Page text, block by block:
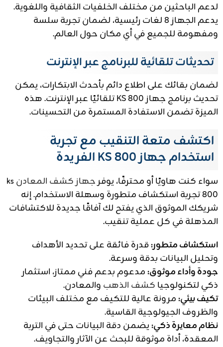
لدعم الباحثين من مختلف الخلفيات الثقافية واللغوية.
يدعم الجهاز 8 لغات رئيسية، لضمان تجربة سلسة
ومفهومة للجميع في أي مكان حول العالم.
تحديثات تلقائية للبرنامج عبر الإنترنت
لضمان بقائك على اطلاع دائم بأحدث الابتكارات، يمكن
تحديث برنامج جهاز KS 800 تلقائيًا عبر الإنترنت. هذه
الميزة تضمن الاستفادة المستمرة من التحسينات.
اكتشف متعة التنقيب مع تجربة
استخدام جهاز KS 800 الفريدة
سواء كنت هاويًا أو محترفًا، يوفرجهاز كشف المعادنks
800 تجربة استكشاف متطورة وسهلة الاستخدام. إنه
شريكك الموثوق الذي يفتح لك آفاقًا جديدة للاكتشافات
المذهلة في كل عملية تنقيب.
استكشاف متطور:قدرة فائقة على تحديد الأهداف
وتحليل البيانات بدقة وسرعة.
جودة وأداء موثوق:مدعوم بدعم فني ممتاز، استثمار
ذكي لتكنولوجيا كشف الذهب والمعادن.
تكيف بيئي:مرونة عالية للتكيف مع مختلف البيئات
والظروف الجيولوجية القاسية.
نظام معايرة ذكي:يضمن دقة البيانات حتى في التربة
المعقدة، أداة موثوقة للبحث عن الآثار والتجاويف.